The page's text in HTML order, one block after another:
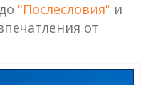
"Послесловия" и
от